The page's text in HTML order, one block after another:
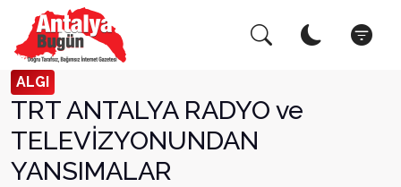
ALGI
TRT ANTALYA RADYO ve
TELEVİZYONUNDAN
YANSIMALAR
Arama Yap! Kapat